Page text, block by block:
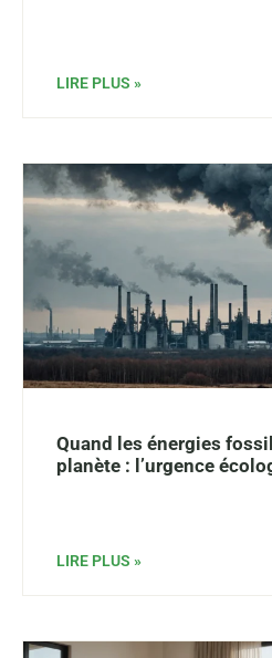
LIRE PLUS »
Quand les énergies
planète : l’urgence
LIRE PLUS »